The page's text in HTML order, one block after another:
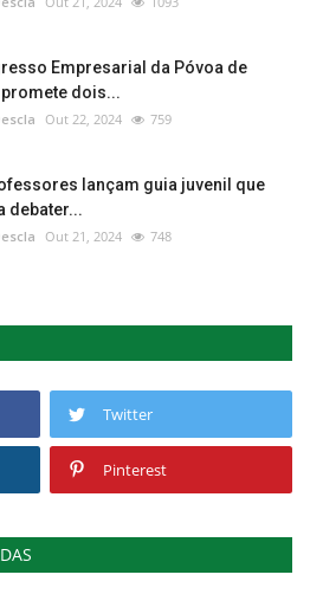
Empresarial da Póvoa de
dois...
Out 22, 2024 759
lançam guia juvenil que
debater...
Out 21, 2024 748
Twitter
Pinterest